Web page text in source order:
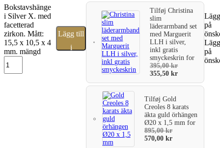
Bokstavshänge
i Silver X. med
facetterad
zirkon. Mått:
15,5 x 10,5 x 4
mm. mängd
Lägg till
i
TilføjChristina
slim
läderarmband set
med Marguerit
LLH i silver,
inkl gratis
smyckeskrinfor
395,00kr
355,50kr
TilføjGold
Creoles 8 karats
äkta guld örhängen
Ø20 x 1,5 mmfor
895,00kr
570,00kr
på
på